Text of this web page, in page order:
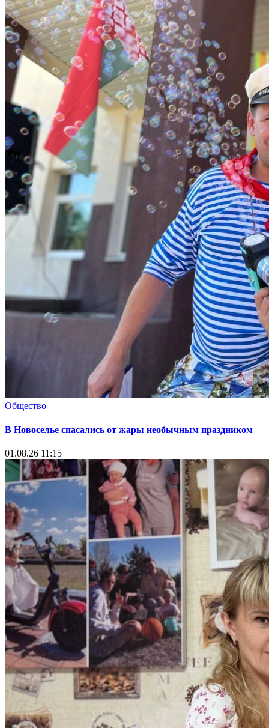
Общество
В Новоселье спасались от жары необычным праздником
01.08.26 11:15